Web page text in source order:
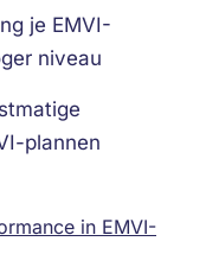
je EMVI-
niveau
plannen
in EMVI-